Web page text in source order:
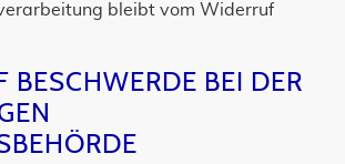
bleibt vom Widerruf
BESCHWERDE BEI DER